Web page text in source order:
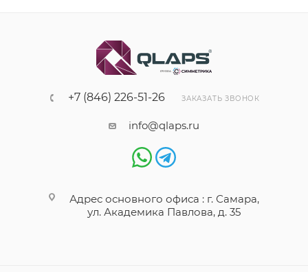
+7 (846) 226-51-26 ЗАКАЗАТЬ ЗВОНОК
info@qlaps.ru
Адрес основного офиса : г. Самара,
ул. Академика Павлова, д. 35